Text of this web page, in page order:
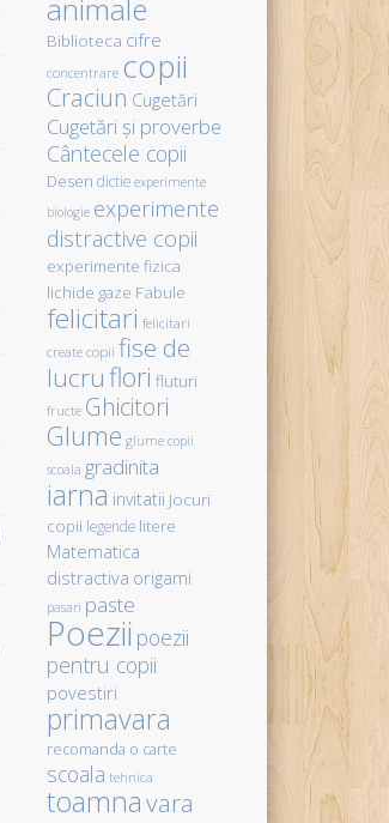
animale
Biblioteca cifre
concentrare copii
Craciun Cugetări
Cugetări şi proverbe
Cântecele copii
Desen dictie experimente
biologie experimente
distractive copii
experimente fizica
lichide gaze Fabule
felicitari felicitari
create copii fise de
lucruflori fluturi
fructe Ghicitori
Glume glume copii
scoala gradinita
iarna invitatii Jocuri
copii legende litere
Matematica
distractiva origami
pasari paste
Poezii poezii
pentru copii
povestiri
primavara
recomanda o carte
scoala tehnica
toamnavara